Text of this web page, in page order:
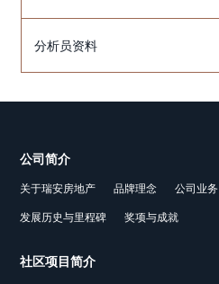
分析员资料
公司简介
关于瑞安房地产 品牌理念 公司业务
发展历史与里程碑 奖项与成就
社区项目简介